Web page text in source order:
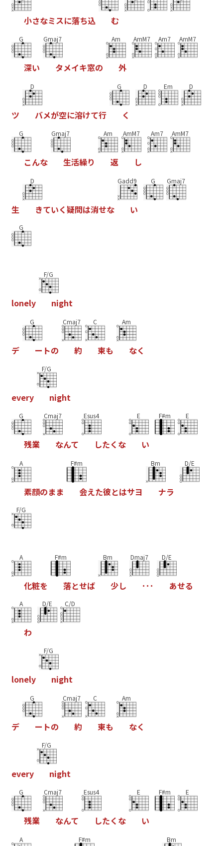
小さなミスに落ち込 む
G
深い
Gmaj7
タメイキ窓の
Am
外
AmM7 Am7 AmM7
ツ
D
バメが空に溶けて行
G
く
D Em D
G
こんな
Gmaj7
生活繰り
Am
返
AmM7
し
Am7 AmM7
生
D
きていく疑問は消せな
Gadd9
い
G Gmaj7
G
lonely
F/G
night
デ
G
ー トの
Cmaj7
約
C
束も
Am
なく
every
F/G
night
G
残業
Cmaj7
なんて
Esus4
したく な
E
い
F#m E
A
素顔のまま
F#m
会えた彼とはサヨ
Bm
ナラ
D/E
F/G
A
化粧を
F#m
落とせば
Bm
少し
Dmaj7
･ ･ ･
D/E
あせる
A
わ
D/E C/D
lonely
F/G
night
デ
G
ー トの
Cmaj7
約
C
束も
Am
なく
every
F/G
night
G
残業
Cmaj7
なんて
Esus4
したく な
E
い
F#m E
A F#m Bm